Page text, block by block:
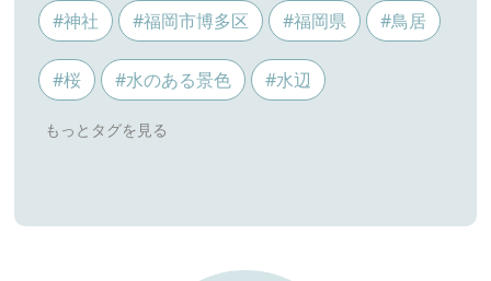
#神社 #福岡市博多区 #福岡県 #鳥居
#桜 #水のある景色 #水辺